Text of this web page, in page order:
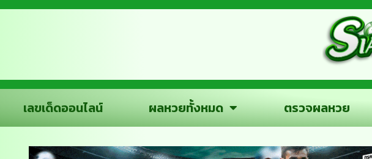
เลขเด็ดออนไลน์ ผลหวยทั้งหมด ตรวจผลหวย